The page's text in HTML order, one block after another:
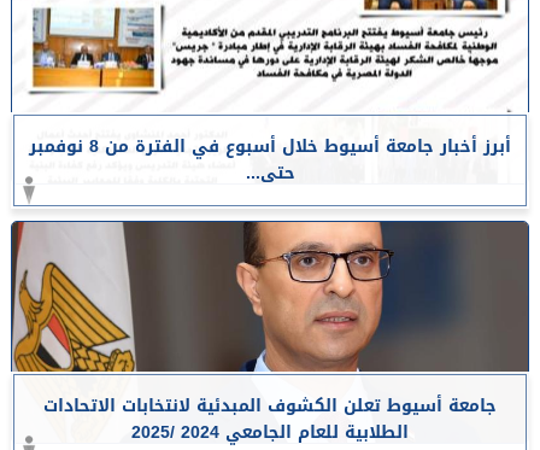
أبرز أخبار جامعة أسيوط خلال أسبوع في الفترة من 8 نوفمبر
حتى...
جامعة أسيوط تعلن الكشوف المبدئية لانتخابات الاتحادات
الطلابية للعام الجامعي 2024 /2025